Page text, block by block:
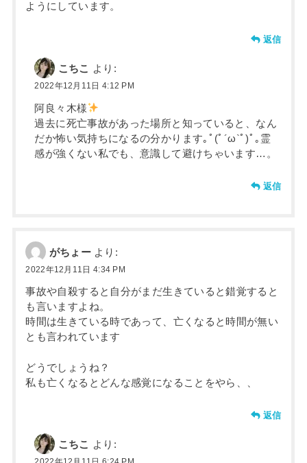
ようにしています。
返信
こちこ より:
2022年12月11日 4:12 PM
阿良々木様
過去に死亡事故があった場所と知っていると、なん
だか怖い気持ちになるの分かります｡ﾟ(ﾟ´ω`ﾟ)ﾟ｡霊
感が強くない私でも、意識して避けちゃいます…。
返信
がちょー より:
2022年12月11日 4:34 PM
事故や自殺すると自分がまだ生きていると錯覚すると
も言いますよね。
時間は生きている時であって、亡くなると時間が無い
とも言われています
どうでしょうね？
私も亡くなるとどんな感覚になることをやら、、
返信
こちこ より: